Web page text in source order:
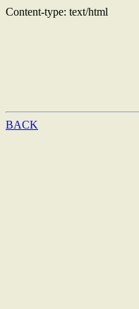
Content-type: text/html
BACK